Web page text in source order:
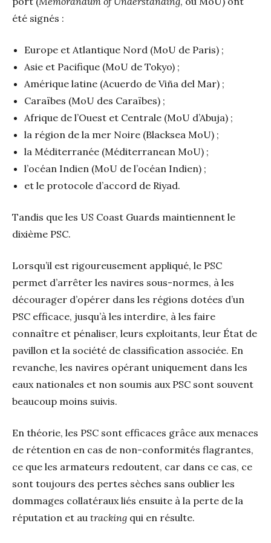
été signés :
Europe et Atlantique Nord (MoU de Paris) ;
Asie et Pacifique (MoU de Tokyo) ;
Amérique latine (Acuerdo de Viña del Mar) ;
Caraïbes (MoU des Caraïbes) ;
Afrique de l’Ouest et Centrale (MoU d’Abuja) ;
la région de la mer Noire (Blacksea MoU) ;
la Méditerranée (Méditerranean MoU) ;
l’océan Indien (MoU de l’océan Indien) ;
et le protocole d’accord de Riyad.
Tandis que les US Coast Guards maintiennent le
dixième PSC.
Lorsqu’il est rigoureusement appliqué, le PSC
permet d’arrêter les navires sous-normes, à les
décourager d’opérer dans les régions dotées d’un
PSC efficace, jusqu’à les interdire, à les faire
connaître et pénaliser, leurs exploitants, leur État de
pavillon et la société de classification associée. En
revanche, les navires opérant uniquement dans les
eaux nationales et non soumis aux PSC sont souvent
beaucoup moins suivis.
En théorie, les PSC sont efficaces grâce aux menaces
de rétention en cas de non-conformités flagrantes,
ce que les armateurs redoutent, car dans ce cas, ce
sont toujours des pertes sèches sans oublier les
dommages collatéraux liés ensuite à la perte de la
réputation et au tracking qui en résulte.